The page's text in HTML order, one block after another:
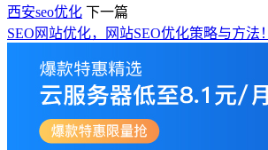
西安seo优化 下一篇
SEO网站优化，网站SEO优化策略与方法！